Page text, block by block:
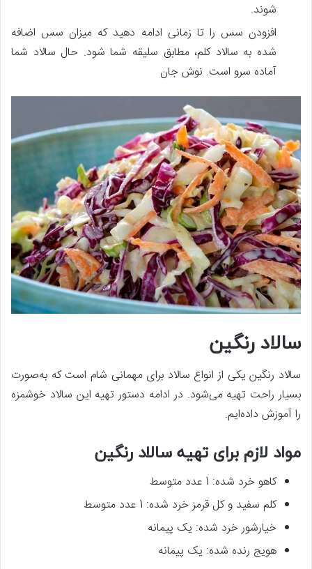
شوند.
افزودن سس را تا زمانی ادامه دهید که میزان سس اضافه
شده به سالاد کلم، مطابق سلیقه‌ شما شود. حال سالاد شما
آماده سرو است. نوش جان
سالاد رنگین
سالاد رنگین یکی از انواع سالاد برای مهمانی شام است که به‌صورت
بسیار راحت تهیه می‌شود. در ادامه دستور تهیه این سالاد خوشمزه
را آموزش داده‌ایم.
مواد لازم برای تهیه سالاد رنگین
کاهو خرد شده: 1 عدد متوسط
کلم سفید و کل قرمز خرد شده: 1 عدد متوسط
خیارشور خرد شده: یک پیمانه
هویج رنده شده: یک پیمانه